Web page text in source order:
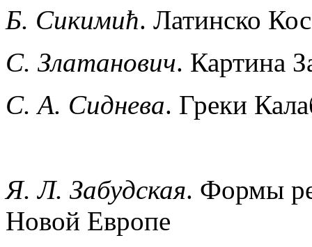
Б. Сикимић. Латинско
С. Златанович. Картина
С. А. Сиднева. Греки
Я. Л. Забудская. Формы
Новой Европе